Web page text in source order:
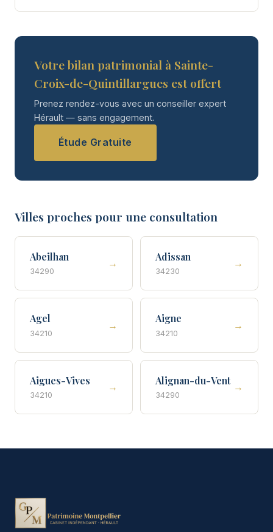
Votre bilan patrimonial à Sainte-
Croix-de-Quintillargues est offert
Prenez rendez-vous avec un conseiller expert
Hérault — sans engagement.
Étude Gratuite
Villes proches pour une consultation
Abeilhan
34290
→
Adissan
34230
→
Agel
34210
→
Aigne
34210
→
Aigues-Vives
34210
→
Alignan-du-Vent
34290
→